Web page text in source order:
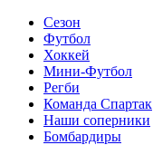
Сезон
Футбол
Хоккей
Мини-Футбол
Регби
Команда Спартак
Наши соперники
Бомбардиры